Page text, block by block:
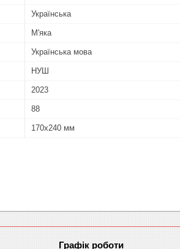
Українська
М'яка
Українська мова
НУШ
2023
88
170х240 мм
Графік роботи